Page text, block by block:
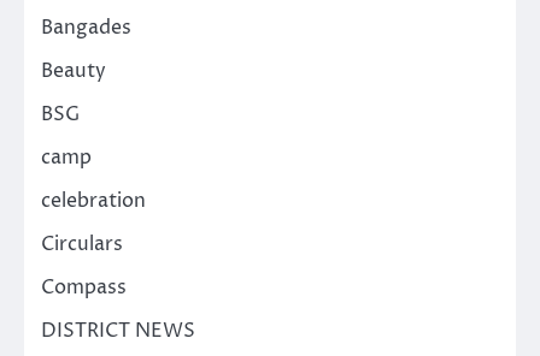
Bangades
Beauty
BSG
camp
celebration
Circulars
Compass
DISTRICT NEWS